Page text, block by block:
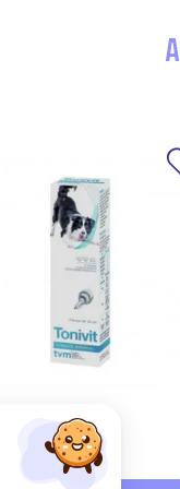
25 ml
13,15 €